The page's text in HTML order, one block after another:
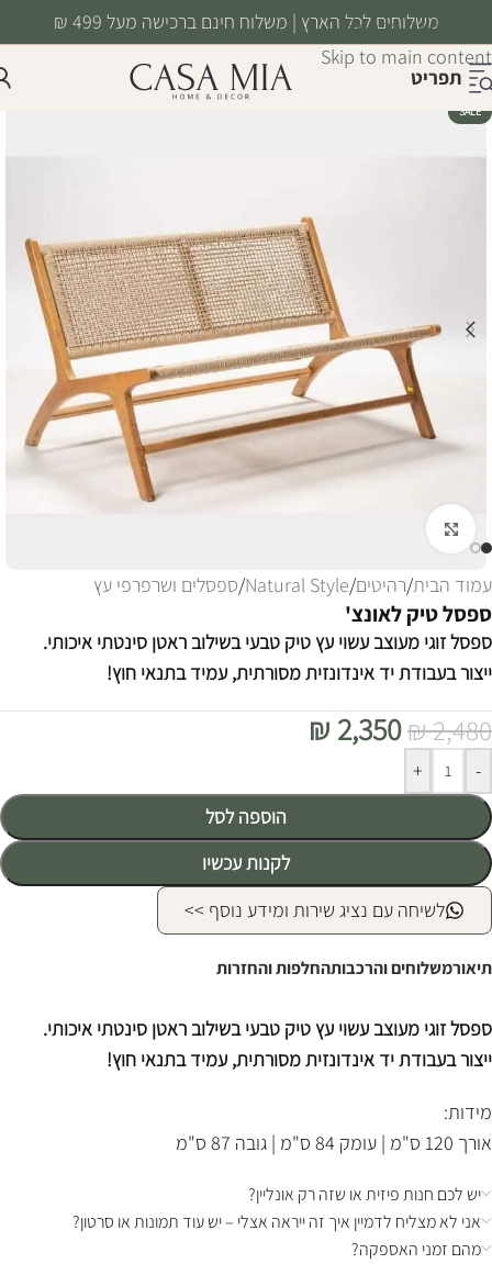
Skip to navigation
Skip to main content
משלוחים לכל הארץ | משלוח חינם ברכישה מעל 499 ₪
תפריט
SALE
עמוד הבית/רהיטים/
Natural Style
/ספסלים ושרפרפי עץ
ספסל טיק לאונצ'
ספסל זוגי מעוצב עשוי עץ טיק טבעי בשילוב ראטן סינטתי איכותי.
ייצור בעבודת יד אינדונזית מסורתית, עמיד בתנאי חוץ!
₪2,480
₪ 2,350
-
+
הוספה לסל
לקנות עכשיו
Alternative:
לשיחה עם נציג שירות ומידע נוסף >>
תיאורמשלוחים והרכבותהחלפות והחזרות
ספסל זוגי מעוצב עשוי עץ טיק טבעי בשילוב ראטן סינטתי איכותי.
ייצור בעבודת יד אינדונזית מסורתית, עמיד בתנאי חוץ!
מידות:
אורך 120 ס"מ | עומק 84 ס"מ | גובה 87 ס"מ
יש לכם חנות פיזית או שזה רק אונליין?
אני לא מצליח לדמיין איך זה ייראה אצלי – יש עוד תמונות או סרטון?
מהם זמני האספקה?